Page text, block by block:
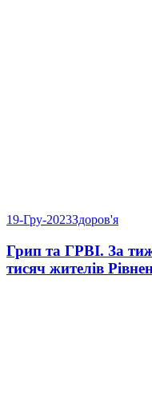
19-Гру-2023Здоров'я
Грип та ГРВІ. За
тисяч жителів